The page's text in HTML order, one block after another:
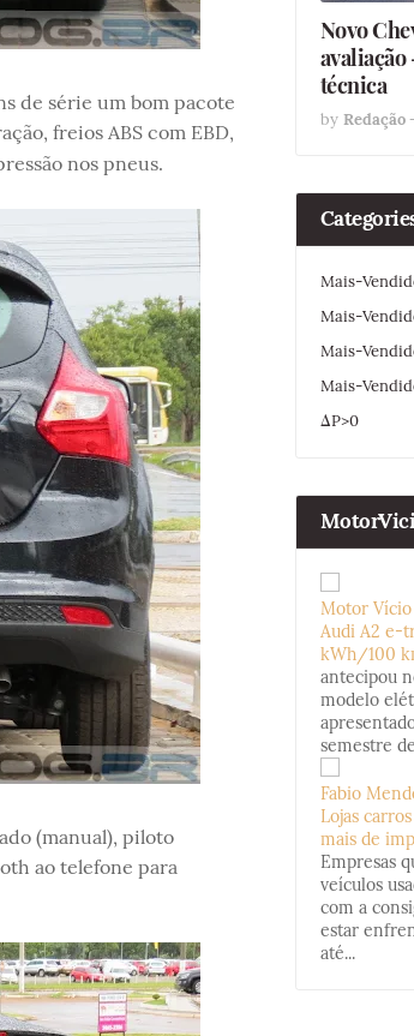
de série um bom pacote
freios ABS com EBD,
nos pneus.
(manual), piloto
ao telefone para
Novo
avaliação
técnica
by Redação
Mais-
Mais-
Mais-
Mais-
ΔP>0
Motor Vício
Audi A2 e-
kWh/100
antecipou
modelo
semestre
Fabio
Lojas
mais de
Empresas
veículos
com a
estar
até...